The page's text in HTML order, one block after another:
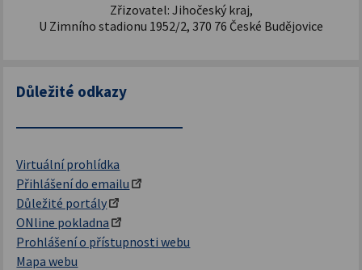
Zřizovatel: Jihočeský kraj,
U Zimního stadionu 1952/2, 370 76 České Budějovice
Důležité odkazy
Virtuální prohlídka
Přihlášení do emailu
Důležité portály
ONline pokladna
Prohlášení o přístupnosti webu
Mapa webu